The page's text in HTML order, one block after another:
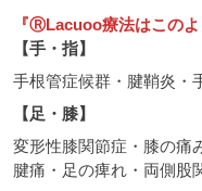
『ⓇLacuoo療法はこの
【手・指】
手根管症候群・腱鞘炎・
【足・膝】
変形性膝関節症・膝の痛
腱痛・足の痺れ・両側股